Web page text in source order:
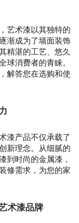
艺术漆以其独特的
渐成为了墙面装饰
精湛的工艺、悠久
球消费者的青睐。
解答您在选购和使
漆产品不仅承载了
新理念。从细腻的
到时尚的金属漆，
修需求，为您的家
术漆品牌